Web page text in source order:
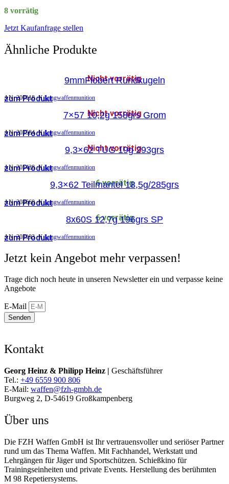
8 vorrätig
Jetzt Kaufanfrage stellen
Ähnliche Produkte
Nicht vorrätig
9mmFlobert Rundkugeln
zum Produkt
AN:200118 K Langwaffenmunition
Nicht vorrätig
7×57 10,2g 158grs Grom
zum Produkt
AN:203584 K Langwaffenmunition
Nicht vorrätig
9,3×62 TUG 19g 293grs
zum Produkt
AN:205428 K Langwaffenmunition
6 vorrätig
9,3×62 Teilmantel 18,5g/285grs
zum Produkt
AN:208660 K Langwaffenmunition
6 vorrätig
8x60S 12,7g 196grs SP
zum Produkt
AN:203193 K Langwaffenmunition
Jetzt kein Angebot mehr verpassen!
Trage dich noch heute in unseren Newsletter ein und verpasse keine
Angebote
E-Mail
Senden
Kontakt
Georg Heinz & Philipp Heinz | Geschäftsführer
Tel.: +49 6559 900 806
E-Mail: waffen@fzh-gmbh.de
Burgweg 2, D-54619 Großkampenberg
Über uns
Die FZH Waffen GmbH ist Ihr vertrauensvoller und seriöser Partner
rund um das Thema Waffen. Mit Fachhandel, Werkstatt und
Lehrgängen für Jäger und Sportschützen. Schießkino für
Trainingseinheiten und private Events. Herstellung des berühmten
M 98 Repetiersystems.